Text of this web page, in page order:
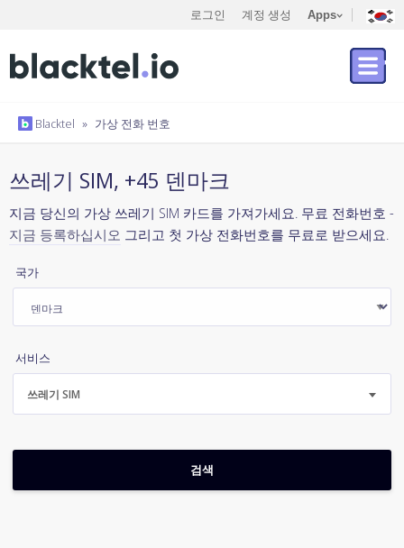
로그인 계정 생성 Apps
Blacktel » 가상 전화 번호
쓰레기 SIM, +45 덴마크
지금 당신의 가상 쓰레기 SIM 카드를 가져가세요. 무료 전화번호 -
지금 등록하십시오 그리고 첫 가상 전화번호를 무료로 받으세요.
국가
서비스
쓰레기 SIM